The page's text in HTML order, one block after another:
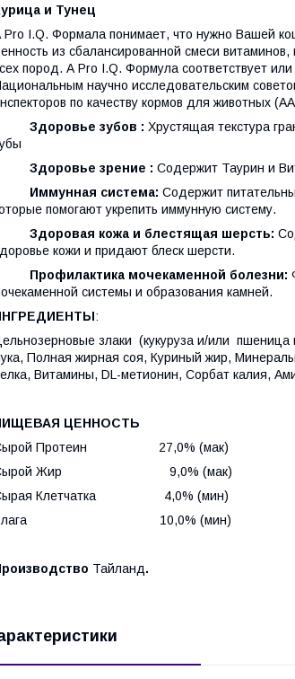
и Тунец
Pro I.Q. Формала понимает, что нужно Вашей
из сбалансированной смеси
пород. A Pro I.Q. Формула соответствует
научно исследовательским
по качеству кормов для животных
Здоровье зубов : Хрустящая текстура
Здоровье зрение : Содержит Таурин и
Иммунная система: Содержит
помогают укрепить иммунную систему.
Здоровая кожа и блестящая шерсть:
кожи и придают блеск шерсти.
Профилактика мочекаменной болезни:
системы и образования камней.
:
злаки (кукуруза и/или пшеница
Полная жирная соя, Куриный жир,
Витамины, DL-метионин, Сорбат калия,
ЦЕННОСТЬ
Протеин 27,0% (мак)
Жир 9,0% (мак)
Клетчатка 4,0% (мин)
10,0% (мин)
Тайланд.